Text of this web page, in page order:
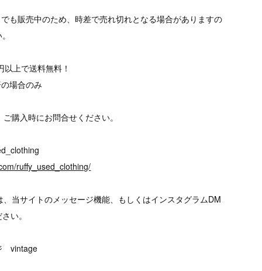
も販売中のため、時差で売れ切れとなる場合がありますの
上で送料無料！
場合のみ
購入時にお問合せください。
ruffy_used_clothing/
当サイトのメッセージ機能、もしくはインスタグラムDM
い。
vintage